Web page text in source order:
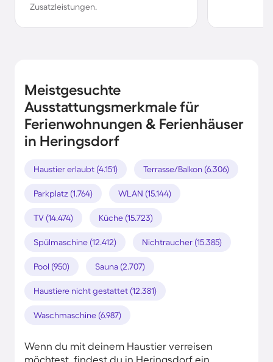
Zusatzleistungen.
Meistgesuchte
Ausstattungsmerkmale für
Ferienwohnungen & Ferienhäuser
in Heringsdorf
Haustier erlaubt (4.151) Terrasse/Balkon (6.306)
Parkplatz (1.764) WLAN (15.144)
TV (14.474) Küche (15.723)
Spülmaschine (12.412) Nichtraucher (15.385)
Pool (950) Sauna (2.707)
Haustiere nicht gestattet (12.381)
Waschmaschine (6.987)
Wenn du mit deinem Haustier verreisen
möchtest, findest du in Heringsdorf ein